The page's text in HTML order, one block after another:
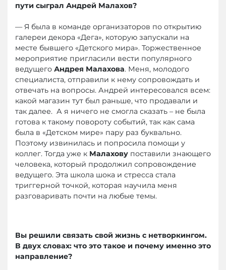
пути сыграл Андрей Малахов?
— Я была в команде организаторов по открытию
галереи декора «Дега», которую запускали на
месте бывшего «Детского мира». Торжественное
мероприятие пригласили вести популярного
ведущего Андрея Малахова. Меня, молодого
специалиста, отправили к нему сопровождать и
отвечать на вопросы. Андрей интересовался всем:
какой магазин тут был раньше, что продавали и
так далее. А я ничего не смогла сказать – не была
готова к такому повороту событий, так как сама
была в «Детском мире» пару раз буквально.
Поэтому извинилась и попросила помощи у
коллег. Тогда уже к Малахову поставили знающего
человека, который продолжил сопровождение
ведущего. Эта школа шока и стресса стала
триггерной точкой, которая научила меня
разговаривать почти на любые темы.
Вы решили связать свой жизнь с нетворкингом.
В двух словах: что это такое и почему именно это
направление?